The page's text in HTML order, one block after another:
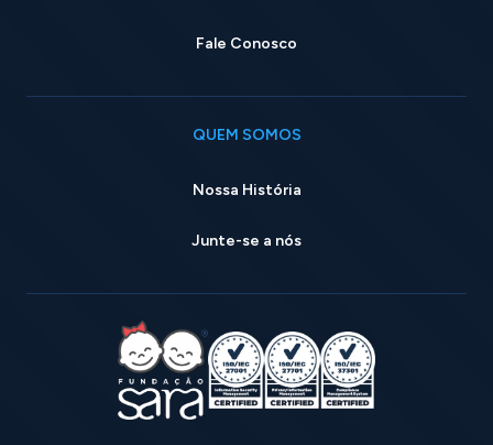
Fale Conosco
QUEM SOMOS
Nossa História
Junte-se a nós